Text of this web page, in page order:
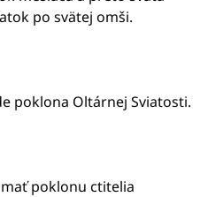
po svätej omši.
poklona Oltárnej Sviatosti.
poklonu ctitelia